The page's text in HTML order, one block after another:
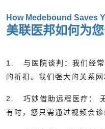
How Medebound Saves
美联医邦如何为您
1. 与医院谈判： 我们经
的折扣。我们强大的关系
2. 巧妙借助远程医疗：
有时，您只需通过视频会诊